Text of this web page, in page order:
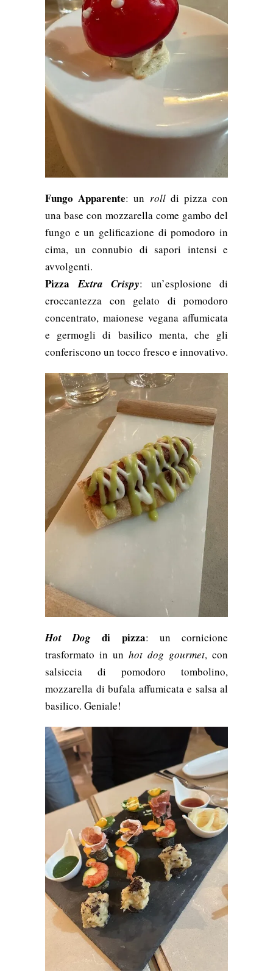
Fungo Apparente: un rolldi pizza con
una base con mozzarella come gambo del
fungo e un gelificazione di pomodoro in
cima, un connubio di sapori intensi e
avvolgenti.
PizzaExtra Crispy: un’esplosione di
croccantezza con gelato di pomodoro
concentrato, maionese vegana affumicata
e germogli di basilico menta, che gli
conferiscono un tocco fresco e innovativo.
Hot Dog di pizza: un cornicione
trasformato in un hot dog gourmet, con
salsiccia di pomodoro tombolino,
mozzarella di bufala affumicata e salsa al
basilico. Geniale!